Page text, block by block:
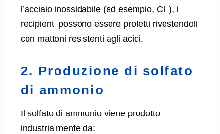
l’acciaio inossidabile (ad esempio, Cl–), i
recipienti possono essere protetti rivestendoli
con mattoni resistenti agli acidi.
2. Produzione di solfato
di ammonio
Il solfato di ammonio viene prodotto
industrialmente da: